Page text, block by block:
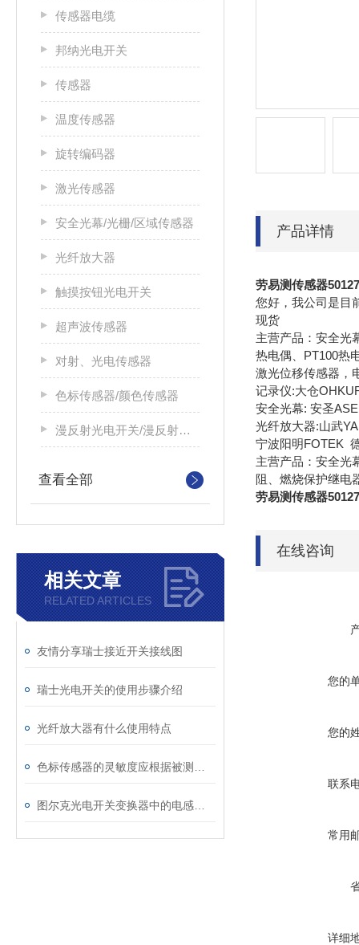
传感器电缆
邦纳光电开关
传感器
温度传感器
旋转编码器
激光传感器
安全光幕/光栅/区域传感器
光纤放大器
触摸按钮光电开关
超声波传感器
对射、光电传感器
色标传感器/颜色传感器
漫反射光电开关/漫反射光电传感器
查看全部
相关文章
RELATED ARTICLES
友情分享瑞士接近开关接线图
瑞士光电开关的使用步骤介绍
光纤放大器有什么使用特点
产品详情
劳易测传感器
您好，我公司是目
现货
主营产品：安全光
热电偶、PT100热
激光位移传感器，
记录仪:大仓
安全光幕: 安圣
光纤放大器:山武
宁波阳明FOTEK
主营产品：安全光
阻、燃烧保护继电
劳易测传感器
在线咨询
您的
您的
联系
常用
详细